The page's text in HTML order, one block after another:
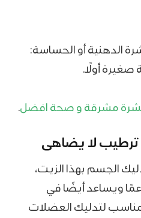
الدهنية أو الحساسة:
أولًا.
مشرقة و صحة افضل.
ترطيب لا يضاهى
الجسم بهذا الزيت،
ويساعد أيضًا في
مناسب لتدليك العضلات